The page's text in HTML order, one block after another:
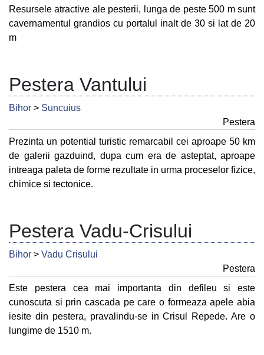
Resursele atractive ale pesterii, lunga de peste 500 m sunt
cavernamentul grandios cu portalul inalt de 30 si lat de 20
m
Pestera Vantului
Bihor > Suncuius
Pestera
Prezinta un potential turistic remarcabil cei aproape 50 km
de galerii gazduind, dupa cum era de asteptat, aproape
intreaga paleta de forme rezultate in urma proceselor fizice,
chimice si tectonice.
Pestera Vadu-Crisului
Bihor > Vadu Crisului
Pestera
Este pestera cea mai importanta din defileu si este
cunoscuta si prin cascada pe care o formeaza apele abia
iesite din pestera, pravalindu-se in Crisul Repede. Are o
lungime de 1510 m.